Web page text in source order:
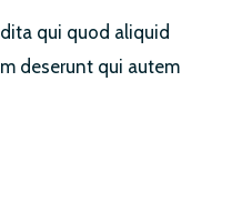
qui quod aliquid
deserunt qui autem